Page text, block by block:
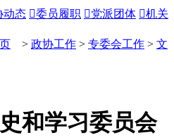
动态 委员履职 党派团体 机关
> 政协工作 > 专委会工作 > 文
和学习委员会